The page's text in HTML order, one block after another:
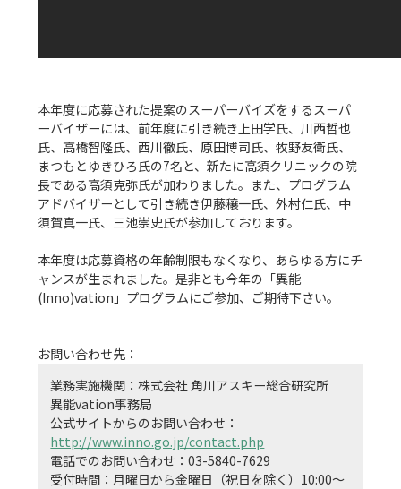
本年度に応募された提案のスーパーバイズをするスーパ
ーバイザーには、前年度に引き続き上田学氏、川西哲也
氏、高橋智隆氏、西川徹氏、原田博司氏、牧野友衛氏、
まつもとゆきひろ氏の7名と、新たに高須クリニックの院
長である高須克弥氏が加わりました。また、プログラム
アドバイザーとして引き続き伊藤穰一氏、外村仁氏、中
須賀真一氏、三池崇史氏が参加しております。
本年度は応募資格の年齢制限もなくなり、あらゆる方にチ
ャンスが生まれました。是非とも今年の「異能
(Inno)vation」プログラムにご参加、ご期待下さい。
業務実施機関：株式会社 角川アスキー総合研究所
異能vation事務局
公式サイトからのお問い合わせ：
http://www.inno.go.jp/contact.php
電話でのお問い合わせ：03-5840-7629
受付時間：月曜日から金曜日（祝日を除く）10:00〜